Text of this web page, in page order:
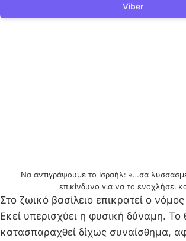
Viber
Να αντιγράψουμε το Ισραήλ: «…σα
επικίνδυνο για να το ενοχλήσει
Στο ζωικό βασίλειο επικρατεί ο
Εκεί υπερισχύει η φυσική δύναμη.
κατασπαραχθεί δίχως συναίσθημα,